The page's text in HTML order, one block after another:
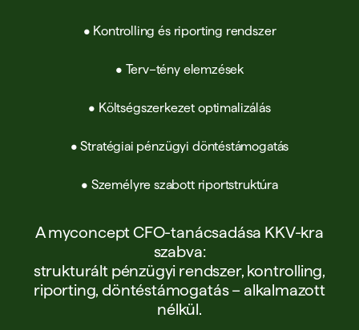
• Kontrolling és riporting rendszer
• Terv–tény elemzések
• Költségszerkezet optimalizálás
• Stratégiai pénzügyi döntéstámogatás
• Személyre szabott riportstruktúra
A myconcept CFO-tanácsadása KKV-kra
szabva:
strukturált pénzügyi rendszer, kontrolling,
riporting, döntéstámogatás – alkalmazott
nélkül.